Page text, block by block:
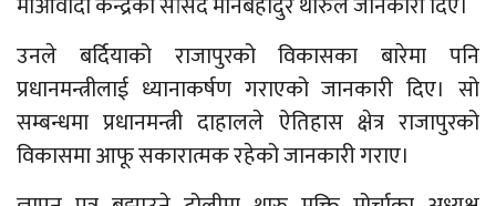
उनले बर्दियाको राजापुरको विकासका बारेमा पनि
प्रधानमन्त्रीलाई ध्यानाकर्षण गराएको जानकारी दिए। सो
सम्बन्धमा प्रधानमन्त्री दाहालले ऐतिहास क्षेत्र राजापुरको
विकासमा आफू सकारात्मक रहेको जानकारी गराए।